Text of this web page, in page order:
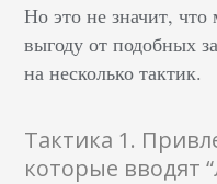
Но это не значит,
выгоду от подобных
на несколько тактик.
Тактика 1.
которые вводят